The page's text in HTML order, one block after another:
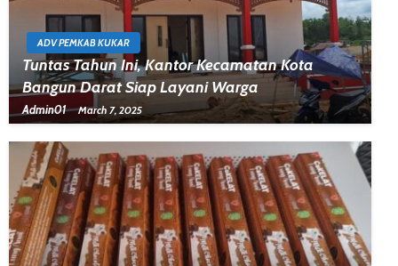
ADV PEMKAB KUKAR
Tuntas Tahun Ini, Kantor Kecamatan Kota
Bangun Darat Siap Layani Warga
Admin01 March 7, 2025